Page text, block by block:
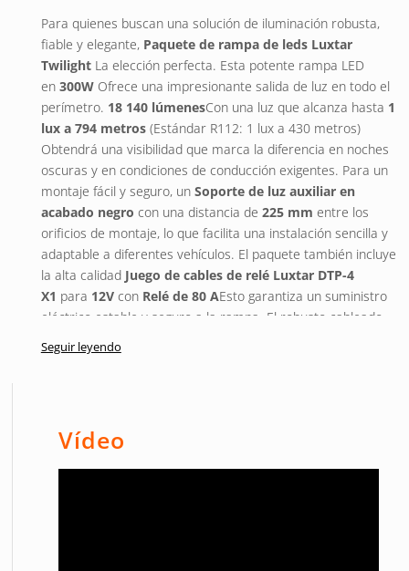
Para quienes buscan una solución de iluminación robusta,
fiable y elegante, Paquete de rampa de leds Luxtar
TwilightLa elección perfecta. Esta potente rampa LED
en 300WOfrece una impresionante salida de luz en todo el
perímetro. 18 140 lúmenesCon una luz que alcanza hasta 1
lux a 794 metros(Estándar R112: 1 lux a 430 metros)
Obtendrá una visibilidad que marca la diferencia en noches
oscuras y en condiciones de conducción exigentes. Para un
montaje fácil y seguro, un Soporte de luz auxiliar en
acabado negro con una distancia de 225 mm entre los
orificios de montaje, lo que facilita una instalación sencilla y
adaptable a diferentes vehículos. El paquete también incluye
la alta calidad Juego de cables de relé Luxtar DTP-4
X1 para 12Vcon Relé de 80 AEsto garantiza un suministro
eléctrico estable y seguro a la rampa. El robusto cableado
asegura un rendimiento duradero y fiable, incluso en
condiciones adversas.
Efecto:300W
Seguir leyendo
Vídeo